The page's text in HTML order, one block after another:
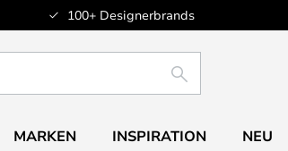
100+ Designerbrands
SUCHE
MARKEN INSPIRATION NEU